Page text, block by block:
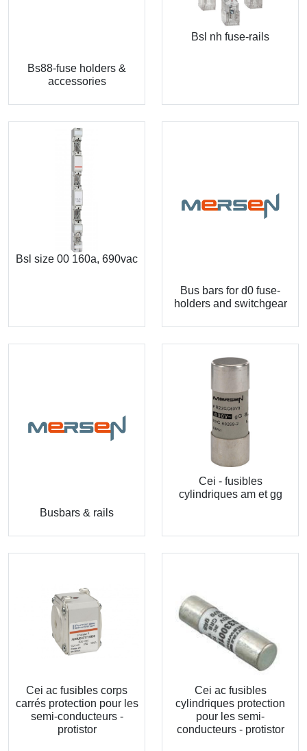
Bs88-fuse holders &
accessories
Bsl nh fuse-rails
Bsl size 00 160a, 690vac
Bus bars for d0 fuse-
holders and switchgear
Busbars & rails
Cei - fusibles
cylindriques am et gg
Cei ac fusibles corps
carrés protection pour les
semi-conducteurs -
protistor
Cei ac fusibles
cylindriques protection
pour les semi-
conducteurs - protistor